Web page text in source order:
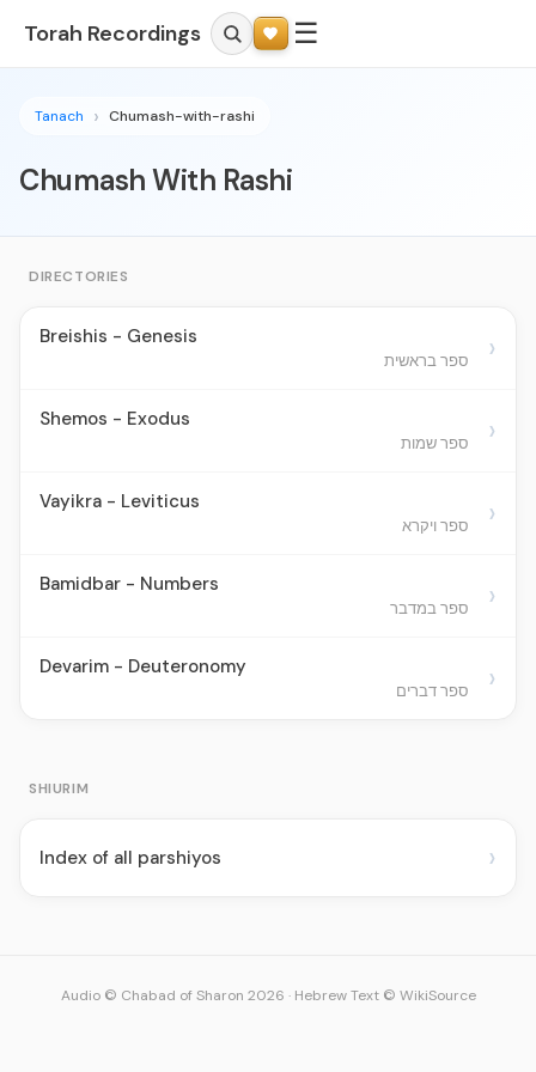
Torah Recordings ☰
Tanach Chumash-with-rashi
Chumash With Rashi
DIRECTORIES
Breishis - Genesis
ספר בראשית ›
Shemos - Exodus
ספר שמות ›
Vayikra - Leviticus
ספר ויקרא ›
Bamidbar - Numbers
ספר במדבר ›
Devarim - Deuteronomy
ספר דברים ›
SHIURIM
Index of all parshiyos ›
Audio © Chabad of Sharon 2026 · Hebrew Text © WikiSource